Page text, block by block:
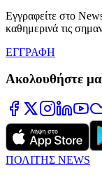
Εγγραφείτε στο
καθημερινά τις
ΕΓΓΡΑΦΗ
Ακολουθήστε
ΠΟΛΙΤΗΣ NEWS